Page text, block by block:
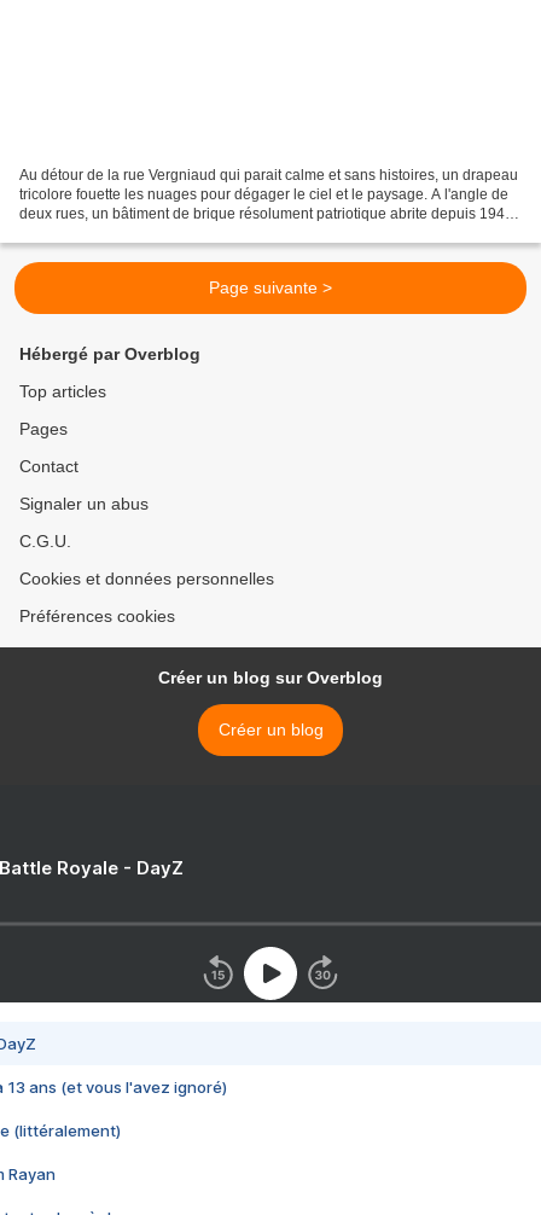
Au détour de la rue Vergniaud qui parait calme et sans histoires, un drapeau
tricolore fouette les nuages pour dégager le ciel et le paysage. A l'angle de
deux rues, un bâtiment de brique résolument patriotique abrite depuis 1945
Page suivante >
Hébergé par Overblog
Top articles
Pages
Contact
Signaler un abus
C.G.U.
Cookies et données personnelles
Préférences cookies
Créer un blog sur Overblog
Créer un blog
Royale - DayZ
13 ans (et vous l'avez ignoré)
(littéralement)
Rayan